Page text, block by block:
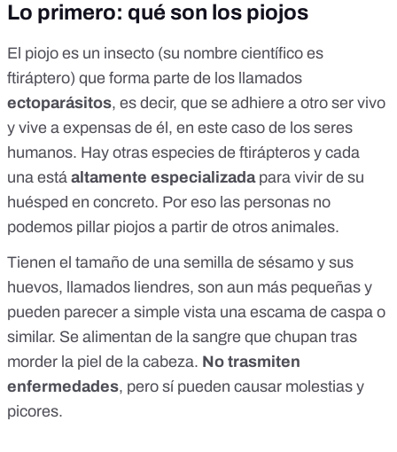
Lo primero: qué son los piojos
El piojo es un insecto (su nombre científico es
ftiráptero) que forma parte de los llamados
ectoparásitos, es decir, que se adhiere a otro ser vivo
y vive a expensas de él, en este caso de los seres
humanos. Hay otras especies de ftirápteros y cada
una está altamente especializadapara vivir de su
huésped en concreto. Por eso las personas no
podemos pillar piojos a partir de otros animales.
Tienen el tamaño de una semilla de sésamo y sus
huevos, llamados liendres, son aun más pequeñas y
pueden parecer a simple vista una escama de caspa o
similar. Se alimentan de la sangre que chupan tras
morder la piel de la cabeza. No trasmiten
enfermedades, pero sí pueden causar molestias y
picores.